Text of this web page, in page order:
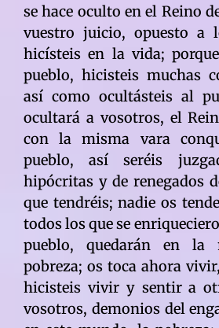
se hace oculto en el Reino
vuestro juicio, opuesto a
hicísteis en la vida;
pueblo, hicisteis muchas
así como ocultásteis al
ocultará a vosotros, el
con la misma vara
pueblo, así seréis
hipócritas y de renegados
que tendréis; nadie os
todos los que se
pueblo, quedarán en la
pobreza; os toca ahora
hicisteis vivir y sentir a
vosotros, demonios del